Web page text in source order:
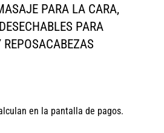
PARA LA CARA,
PARA
en la pantalla de pagos.